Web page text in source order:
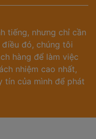
tiếng, nhưng chỉ cần
điều đó, chúng tôi
hàng để làm việc
nhiệm cao nhất,
tín của mình để phát